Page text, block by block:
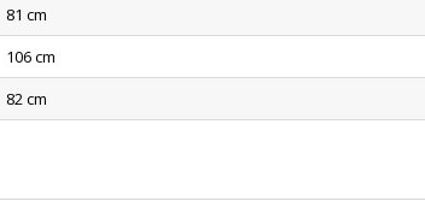
81 cm
106 cm
82 cm